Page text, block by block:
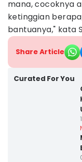
mana, cocoknya
ketinggian
bantuanya," kata
Share Article
Curated For You